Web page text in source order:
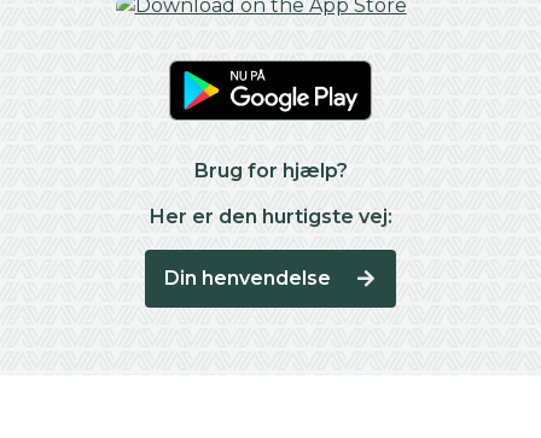
Brug for hjælp?
Her er den hurtigste vej:
Din henvendelse